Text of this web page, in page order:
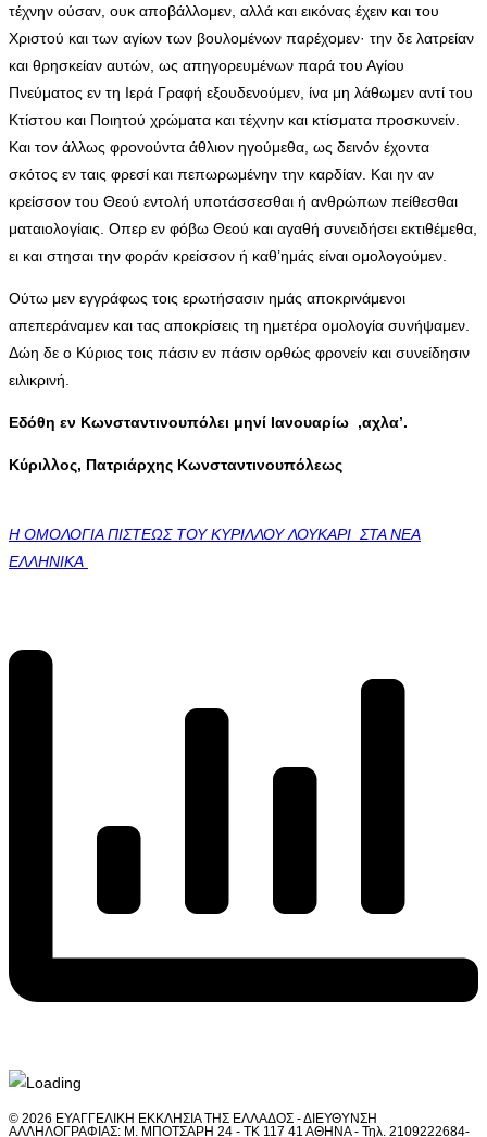
τέχνην ούσαν, ουκ αποβάλλομεν, αλλά και εικόνας έχειν και του
Χριστού και των αγίων των βουλομένων παρέχομεν· την δε λατρείαν
και θρησκείαν αυτών, ως απηγορευμένων παρά του Αγίου
Πνεύματος εν τη Ιερά Γραφή εξουδενούμεν, ίνα μη λάθωμεν αντί του
Κτίστου και Ποιητού χρώματα και τέχνην και κτίσματα προσκυνείν.
Και τον άλλως φρονούντα άθλιον ηγούμεθα, ως δεινόν έχοντα
σκότος εν ταις φρεσί και πεπωρωμένην την καρδίαν. Και ην αν
κρείσσον του Θεού εντολή υποτάσσεσθαι ή ανθρώπων πείθεσθαι
ματαιολογίαις. Οπερ εν φόβω Θεού και αγαθή συνειδήσει εκτιθέμεθα,
ει και στησαι την φοράν κρείσσον ή καθ’ημάς είναι ομολογούμεν.
Ούτω μεν εγγράφως τοις ερωτήσασιν ημάς αποκρινάμενοι
απεπεράναμεν και τας αποκρίσεις τη ημετέρα ομολογία συνήψαμεν.
Δώη δε ο Κύριος τοις πάσιν εν πάσιν ορθώς φρονείν και συνείδησιν
ειλικρινή.
Εδόθη εν Κωνσταντινουπόλει μηνί Ιανουαρίω ,αχλα’.
Κύριλλος, Πατριάρχης Κωνσταντινουπόλεως
Η ΟΜΟΛΟΓΙΑ ΠΙΣΤΕΩΣ ΤΟΥ ΚΥΡΙΛΛΟΥ ΛΟΥΚΑΡΙ ΣΤΑ ΝΕΑ
ΕΛΛΗΝΙΚΑ
© 2026 ΕΥΑΓΓΕΛΙΚΗ ΕΚΚΛΗΣΙΑ ΤΗΣ ΕΛΛΑΔΟΣ - ΔΙΕΥΘΥΝΣΗ
ΑΛΛΗΛΟΓΡΑΦΙΑΣ: Μ. ΜΠΟΤΣΑΡΗ 24 - ΤΚ 117 41 ΑΘΗΝΑ - Τηλ. 2109222684-